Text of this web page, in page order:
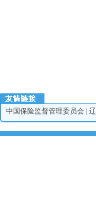
中国保险监督管理委员会